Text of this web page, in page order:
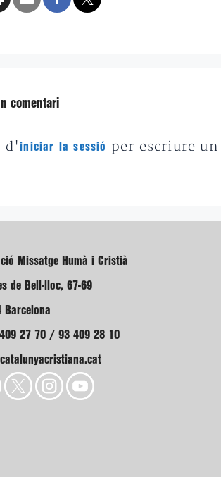
comentari
d'iniciar la sessió per escriure
Missatge Humà i Cristià
de Bell-lloc, 67-69
Barcelona
27 70 / 93 409 28 10